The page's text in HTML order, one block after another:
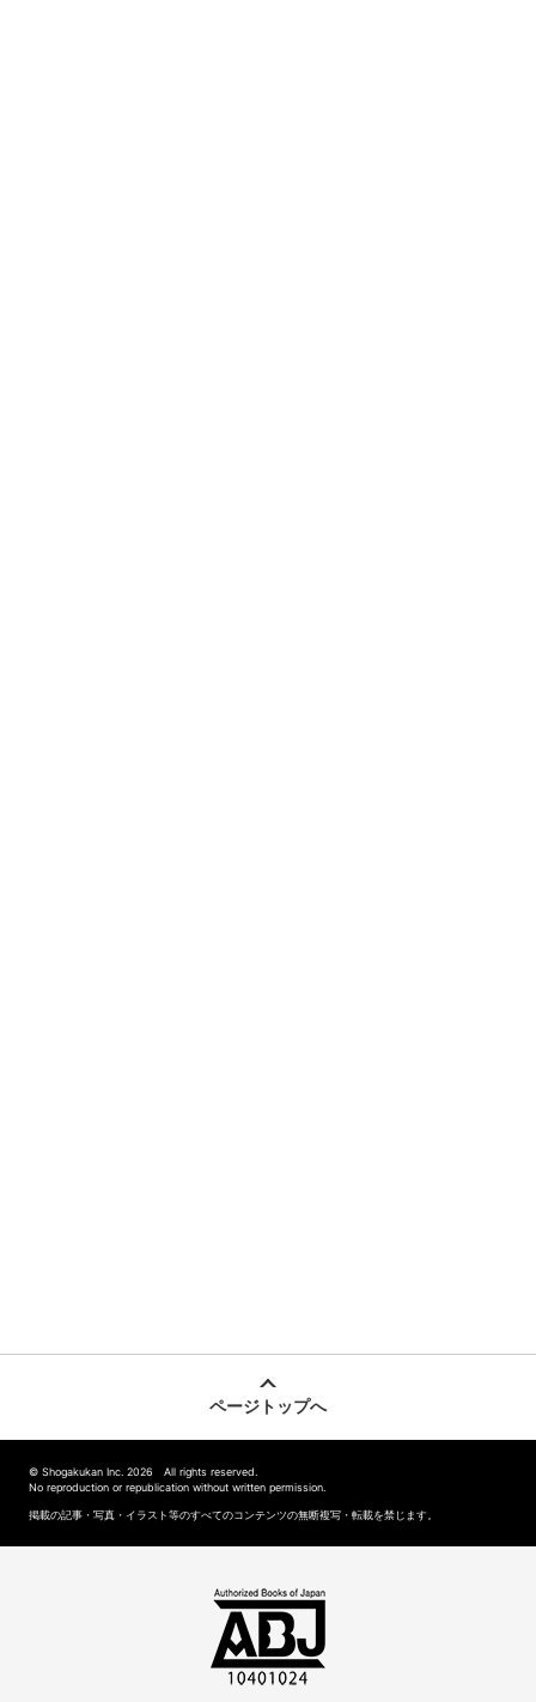
ページトップへ
© Shogakukan Inc. 2026 All rights reserved.
No reproduction or republication without written permission.
掲載の記事・写真・イラスト等のすべてのコンテンツの無断複写・転載を禁じます。